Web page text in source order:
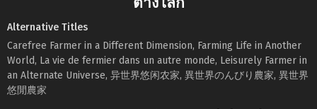
Alternative Titles
Carefree Farmer in a Different Dimension, Farming Life in Another
World, La vie de fermier dans un autre monde, Leisurely Farmer in
an Alternate Universe, 异世界悠闲农家, 異世界のんびり農家, 異世界
悠閒農家